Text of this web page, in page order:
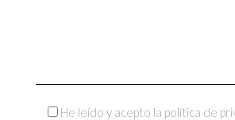
He leído y acepto la política de